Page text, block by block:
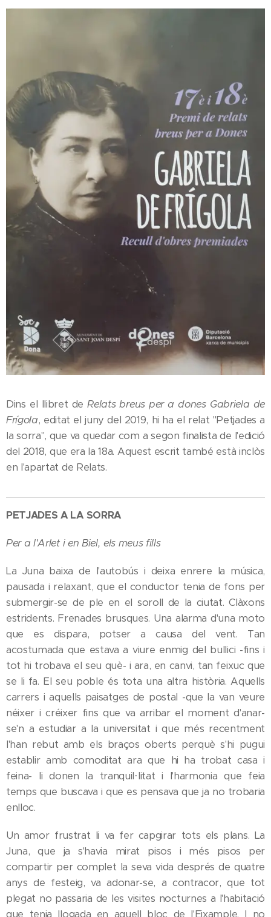
Dins el llibret deRelats breus per a dones Gabriela de
Frígola, editat el juny del 2019, hi ha el relat "Petjades a
la sorra", que va quedar com a segon finalista de l'edició
del 2018, que era la 18a. Aquest escrit també està inclòs
en l'apartat de Relats.
PETJADES A LA SORRA
Per a l'Arlet i en Biel, els meus fills
La Juna baixa de l'autobús i deixa enrere la música,
pausada i relaxant, que el conductor tenia de fons per
submergir-se de ple en el soroll de la ciutat. Clàxons
estridents. Frenades brusques. Una alarma d'una moto
que es dispara, potser a causa del vent. Tan
acostumada que estava a viure enmig del bullici -fins i
tot hi trobava el seu què- i ara, en canvi, tan feixuc que
se li fa. El seu poble és tota una altra història. Aquells
carrers i aquells paisatges de postal -que la van veure
néixer i créixer fins que va arribar el moment d'anar-
se'n a estudiar a la universitat i que més recentment
l'han rebut amb els braços oberts perquè s'hi pugui
establir amb comoditat ara que hi ha trobat casa i
feina- li donen la tranquil·litat i l'harmonia que feia
temps que buscava i que es pensava que ja no trobaria
enlloc.
Un amor frustrat li va fer capgirar tots els plans. La
Juna, que ja s'havia mirat pisos i més pisos per
compartir per complet la seva vida després de quatre
anys de festeig, va adonar-se, a contracor, que tot
plegat no passaria de les visites nocturnes a l'habitació
que tenia llogada en aquell bloc de l'Eixample. I no